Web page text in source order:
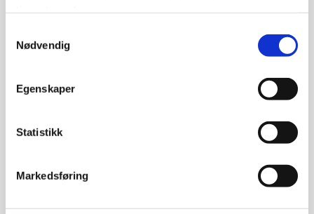
Nødvendig
Egenskaper
Statistikk
Markedsføring
Telefon*
Melding